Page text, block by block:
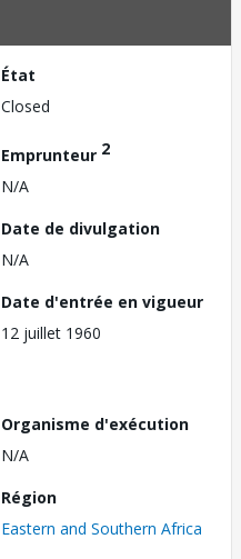
État
Closed
Emprunteur 2
N/A
Date de divulgation
N/A
Date d'entrée en vigueur
12 juillet 1960
Organisme d'exécution
N/A
Région
Eastern and Southern Africa